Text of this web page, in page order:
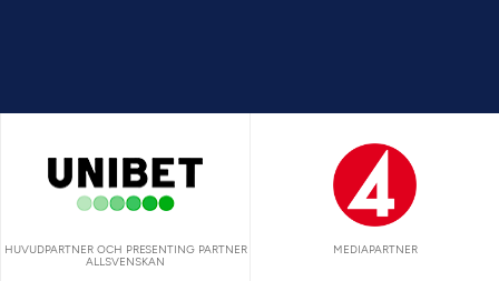
HUVUDPARTNER OCH PRESENTING PARTNER
ALLSVENSKAN
MEDIAPARTNER